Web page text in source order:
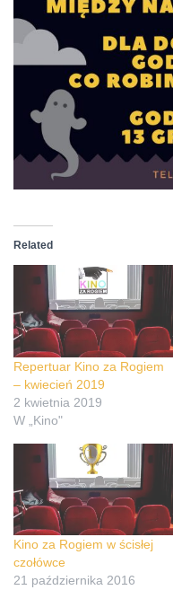
Related
Repertuar Kino za Rogiem
– kwiecień 2019
2 kwietnia 2019
W „Kino"
Kino za Rogiem w ścisłej
czołówce
21 października 2016